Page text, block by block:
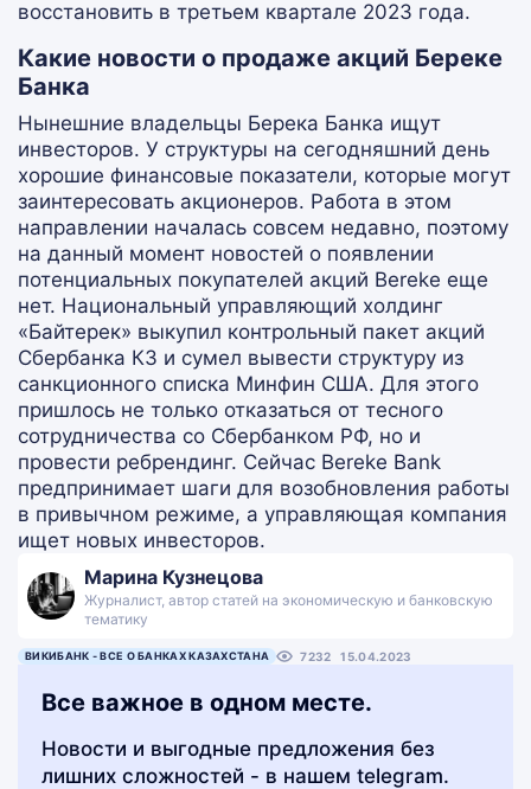
восстановить в третьем квартале 2023 года.
Какие новости о продаже акций Береке
Банка
Нынешние владельцы Берека Банка ищут
инвесторов. У структуры на сегодняшний день
хорошие финансовые показатели, которые могут
заинтересовать акционеров. Работа в этом
направлении началась совсем недавно, поэтому
на данный момент новостей о появлении
потенциальных покупателей акций Bereke еще
нет. Национальный управляющий холдинг
«Байтерек» выкупил контрольный пакет акций
Сбербанка КЗ и сумел вывести структуру из
санкционного списка Минфин США. Для этого
пришлось не только отказаться от тесного
сотрудничества со Сбербанком РФ, но и
провести ребрендинг. Сейчас Bereke Bank
предпринимает шаги для возобновления работы
в привычном режиме, а управляющая компания
ищет новых инвесторов.
Марина Кузнецова
Журналист, автор статей на экономическую и банковскую
тематику
ВИКИБАНК - ВСЕ О БАНКАХ КАЗАХСТАНА 7232 15.04.2023
Все важное в одном месте.
Новости и выгодные предложения без
лишних сложностей - в нашем telegram.